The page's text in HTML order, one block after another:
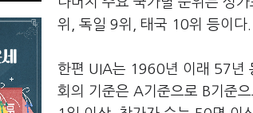
위, 독일 9위, 태국 10위 등이다.
한편 UIA는 1960년 이래 57년
회의 기준은 A기준으로 B기준